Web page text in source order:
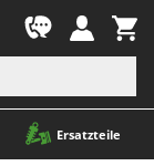
Ersatzteile